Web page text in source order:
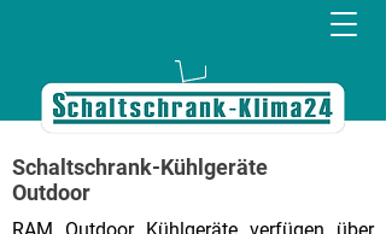
Schaltschrank-Kühlgeräte
Outdoor